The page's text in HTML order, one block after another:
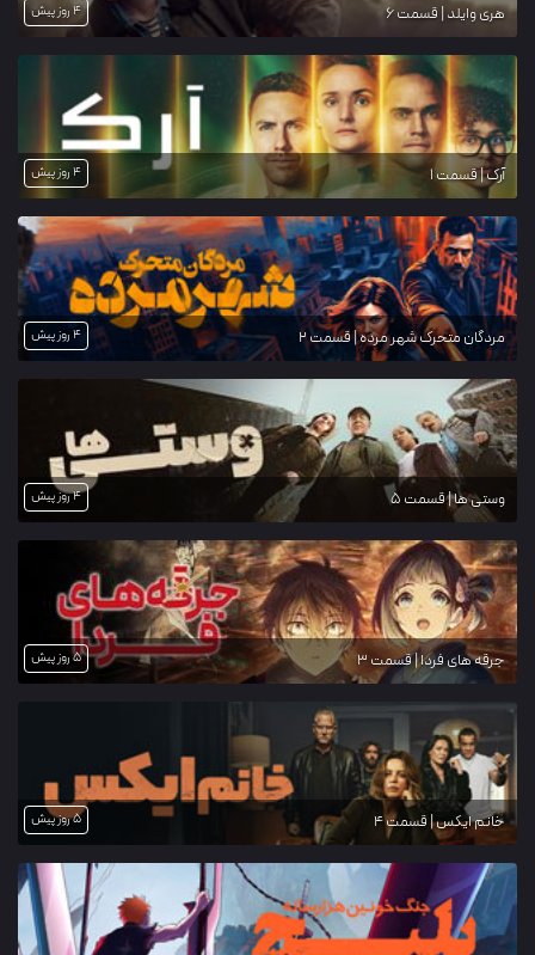
هری وایلد | قسمت 6 4 روز پیش
آرک | قسمت 1 4 روز پیش
مردگان متحرک شهر مرده | قسمت 2 4 روز پیش
وستی ها | قسمت 5 4 روز پیش
جرقه های فردا | قسمت 3 5 روز پیش
خانم ایکس | قسمت 4 5 روز پیش